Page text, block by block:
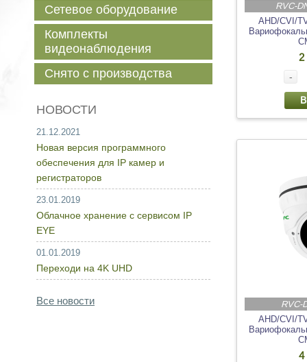
RVC-
AHD/CVI/
2
-
RVC-
AHD/CVI/
4
Сетевое оборудование
Комплекты
видеонаблюдения
Снято с производства
НОВОСТИ
21.12.2021
Новая версия программного
обеспечения для IP камер и
регистраторов
23.01.2019
Облачное хранение с сервисом IP
EYE
01.01.2019
Переходи на 4K UHD
Все новости